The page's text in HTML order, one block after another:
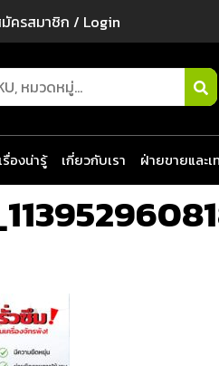
ครสมาชิก / Login
เรื่องน่ารู้ เกี่ยวกับเรา ฝ่ายขายและ